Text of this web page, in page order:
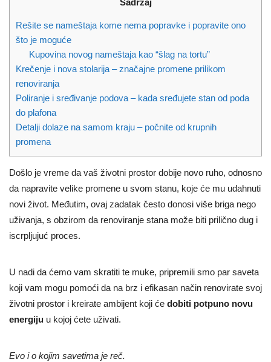
Sadržaj
Rešite se nameštaja kome nema popravke i popravite ono
što je moguće
Kupovina novog nameštaja kao “šlag na tortu”
Krečenje i nova stolarija – značajne promene prilikom
renoviranja
Poliranje i sređivanje podova – kada sređujete stan od poda
do plafona
Detalji dolaze na samom kraju – počnite od krupnih
promena
Došlo je vreme da vaš životni prostor dobije novo ruho, odnosno
da napravite velike promene u svom stanu, koje će mu udahnuti
novi život. Međutim, ovaj zadatak često donosi više briga nego
uživanja, s obzirom da renoviranje stana može biti prilično dug i
iscrpljujuć proces.
U nadi da ćemo vam skratiti te muke, pripremili smo par saveta
koji vam mogu pomoći da na brz i efikasan način renovirate svoj
životni prostor i kreirate ambijent koji će dobiti potpuno novu
energiju u kojoj ćete uživati.
Evo i o kojim savetima je reč.